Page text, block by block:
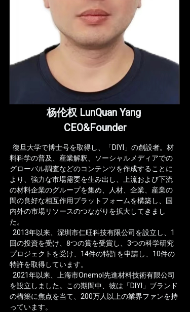
杨伦权 LunQuan Yang
CEO&Founder
復旦大学で博士号を取得し、「DIYI」の創設者。材
料科学の普及、産業解釈、ソーシャルメディアでの
グローバル調査などのコンテンツを作成することに
より、強力な市場需要を生み出し、上流および下流
の材料企業のグループを集め、人材、企業、産業の
間の良好な相互作用プラットフォームを構築し、国
内外の市場リソースのつながりを拡大してきまし
た。
2013年以来、深圳市仁旺科技有限公司を設立し、1
回の投資を受け、8つの賞を受賞し、3つの科学研究
プロジェクトを受け、14件の特許を申請し、10件の
特許を取得しています。
2021年以来、上海市Onemol先進材料技術有限公司
を設立しました。この期間中、彼は「DIYI」ブランド
の構築に焦点を当て、200万人以上の業界ファンを持
っています。